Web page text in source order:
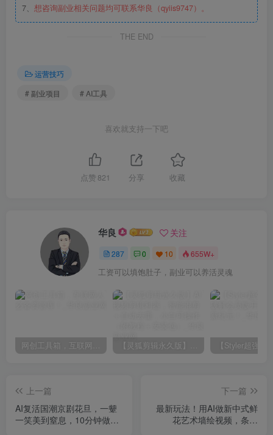
7、 想咨询副业相关问题均可联系华良（qyiis9747）。
THE END
运营技巧
# 副业项目
# AI工具
喜欢就支持一下吧
点赞 821 分享 收藏
华良 关注
287 0 10 655W+
工资可以填饱肚子，副业可以养活灵魂
网创工具箱，互联网人必备资源库！ 【灵狐剪辑永久版】AI视频剪辑利器，智能混剪＋自动去重，小白可操作（附教程＋安装包）
上一篇
AI复活国潮京剧花旦，一颦
一笑美到窒息，10分钟做出
下一篇
最新玩法！用AI做新中式鲜
花艺术墙绘视频，条条